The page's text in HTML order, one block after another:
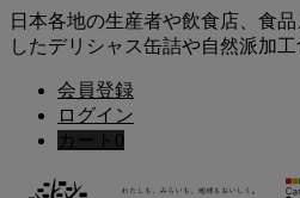
日本各地の生産者や飲食店、食
したデリシャス缶詰や自然派加
会員登録
ログイン
カート 0